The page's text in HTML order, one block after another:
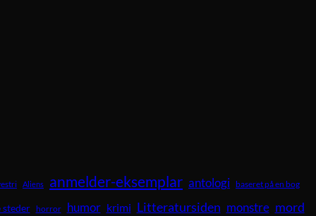
Aliens anmelder-eksemplar antologi baseret på en bog
steder horror humor krimi Litteratursiden monstre mord